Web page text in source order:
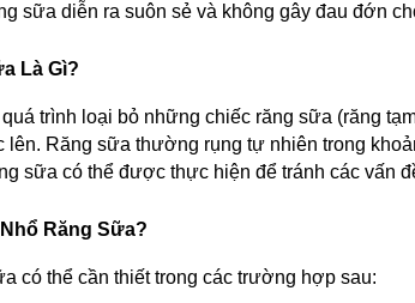
sữa diễn ra suôn sẻ và không gây đau đớn
Là Gì?
trình loại bỏ những chiếc răng sữa (răng
lên. Răng sữa thường rụng tự nhiên trong
sữa có thể được thực hiện để tránh các vấn
Răng Sữa?
có thể cần thiết trong các trường hợp sau: